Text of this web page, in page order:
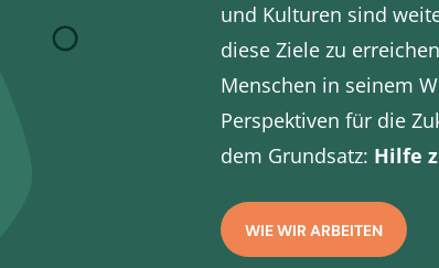
und Kulturen sind
diese Ziele zu
Menschen in seinem
Perspektiven für die
dem Grundsatz: Hilfe
WIE WIR ARBEITEN